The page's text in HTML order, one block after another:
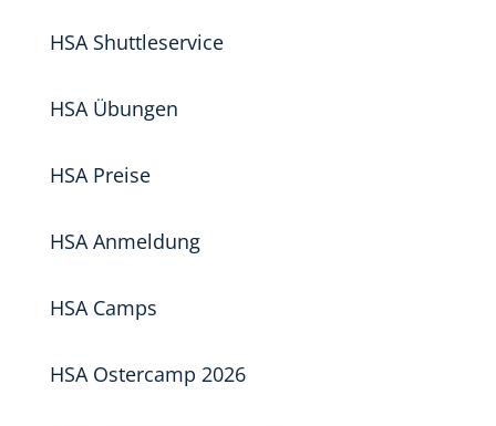
HSA Shuttleservice
HSA Übungen
HSA Preise
HSA Anmeldung
HSA Camps
HSA Ostercamp 2026